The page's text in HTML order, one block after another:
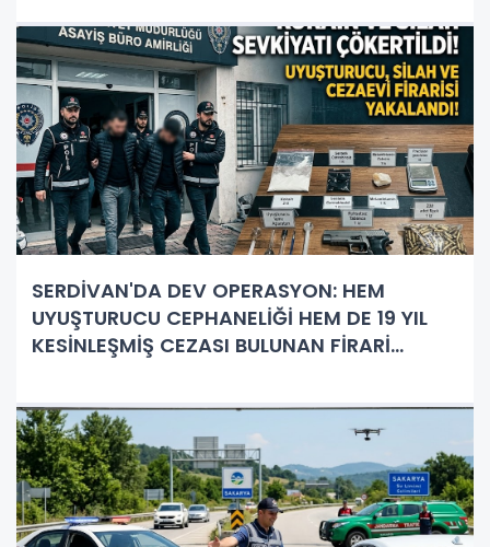
SERDİVAN'DA DEV OPERASYON: HEM
UYUŞTURUCU CEPHANELİĞİ HEM DE 19 YIL
KESİNLEŞMİŞ CEZASI BULUNAN FİRARİ